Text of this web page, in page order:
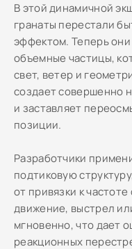
В этой динамичной
гранаты перестали
эффектом. Теперь
объемные частицы,
свет, ветер и
создает совершенно
и заставляет
позиции.
Разработчики
подтиковую
от привязки к
движение, выстрел
мгновенно, что дает
реакционных